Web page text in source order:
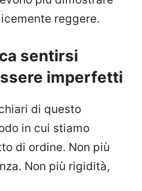
reggere.
sentirsi
imperfetti
di questo
in cui stiamo
di ordine. Non più
Non più rigidità,